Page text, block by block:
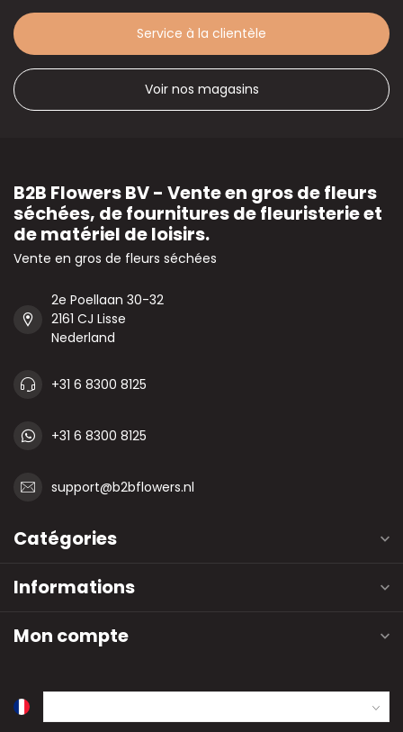
Service à la clientèle
Voir nos magasins
B2B Flowers BV - Vente en gros de fleurs
séchées, de fournitures de fleuristerie et
de matériel de loisirs.
Vente en gros de fleurs séchées
2e Poellaan 30-32
2161 CJ Lisse
Nederland
+31 6 8300 8125
+31 6 8300 8125
support@b2bflowers.nl
Catégories
Informations
Mon compte